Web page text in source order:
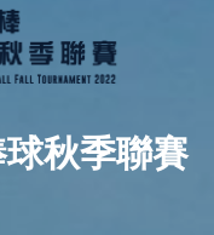
秋季聯賽